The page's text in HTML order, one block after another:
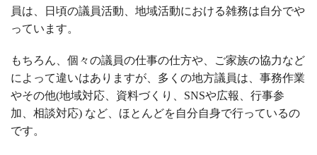
員は、日頃の議員活動、地域活動における雑務は自分でや
っています。
もちろん、個々の議員の仕事の仕方や、ご家族の協力など
によって違いはありますが、多くの地方議員は、事務作業
やその他(地域対応、資料づくり、 SNSや広報、行事参
加、相談対応) など、ほとんどを自分自身で行っているの
です。